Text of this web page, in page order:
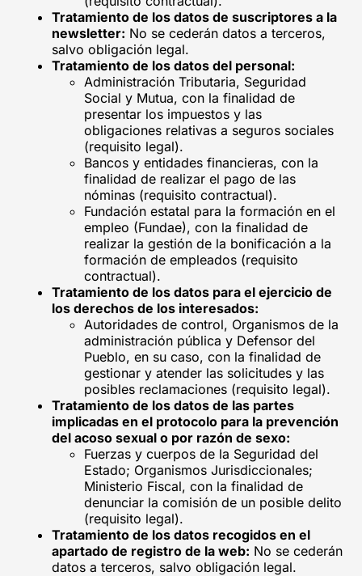
Tratamiento de los datos de suscriptores a la
newsletter: No se cederán datos a terceros,
salvo obligación legal.
Tratamiento de los datos del personal:
Administración Tributaria, Seguridad
Social y Mutua, con la finalidad de
presentar los impuestos y las
obligaciones relativas a seguros sociales
(requisito legal).
Bancos y entidades financieras, con la
finalidad de realizar el pago de las
nóminas (requisito contractual).
Fundación estatal para la formación en el
empleo (Fundae), con la finalidad de
realizar la gestión de la bonificación a la
formación de empleados (requisito
contractual).
Tratamiento de los datos para el ejercicio de
los derechos de los interesados:
Autoridades de control, Organismos de la
administración pública y Defensor del
Pueblo, en su caso, con la finalidad de
gestionar y atender las solicitudes y las
posibles reclamaciones (requisito legal).
Tratamiento de los datos de las partes
implicadas en el protocolo para la prevención
del acoso sexual o por razón de sexo:
Fuerzas y cuerpos de la Seguridad del
Estado; Organismos Jurisdiccionales;
Ministerio Fiscal, con la finalidad de
denunciar la comisión de un posible delito
(requisito legal).
Tratamiento de los datos recogidos en el
apartado de registro de la web: No se cederán
datos a terceros, salvo obligación legal.